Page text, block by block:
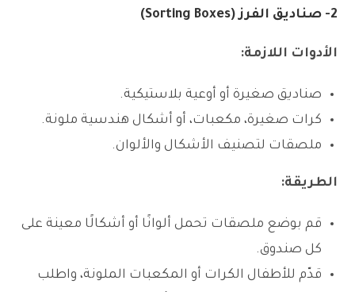
2- صناديق الفرز (Sorting Boxes)
الأدوات اللازمة:
صناديق صغيرة أو أوعية بلاستيكية.
كرات صغيرة، مكعبات، أو أشكال هندسية ملونة.
ملصقات لتصنيف الأشكال والألوان.
الطريقة:
قم بوضع ملصقات تحمل ألوانًا أو أشكالًا معينة على
كل صندوق.
قدّم للأطفال الكرات أو المكعبات الملونة، واطلب